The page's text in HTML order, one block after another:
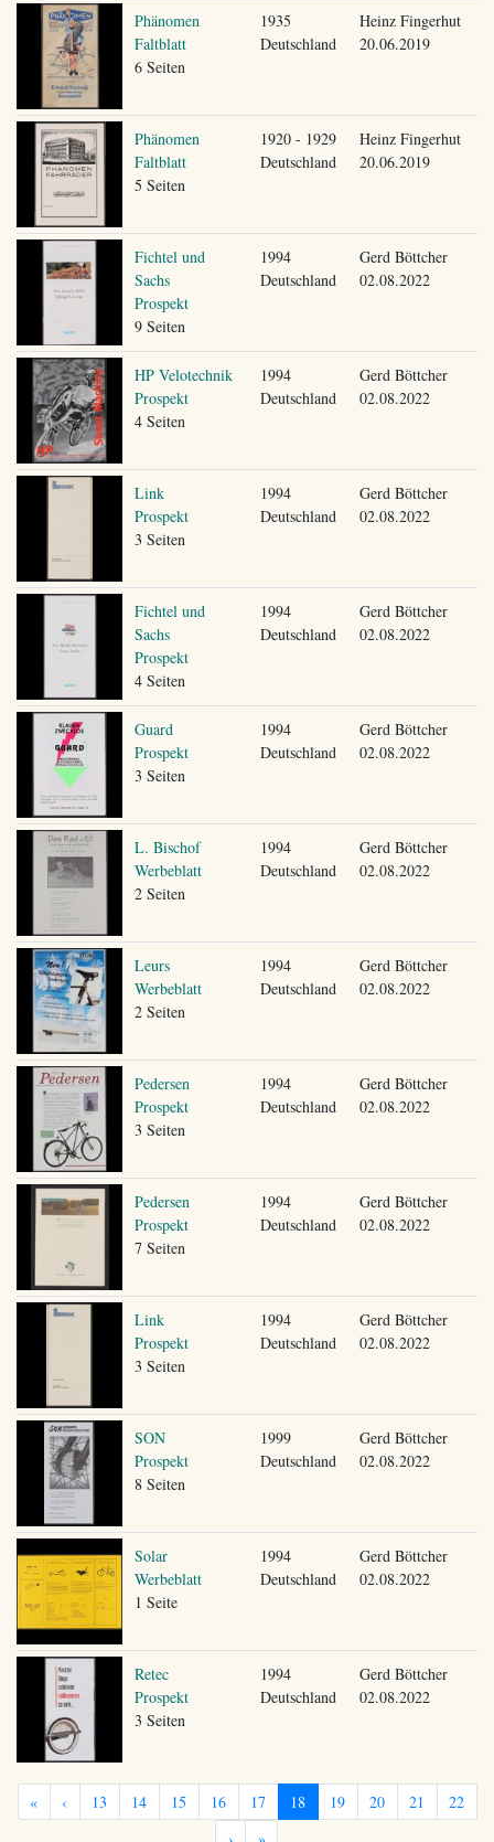
Phänomen
Faltblatt
6 Seiten
1935
Deutschland
Heinz Fingerhut
20.06.2019
Phänomen
Faltblatt
5 Seiten
1920 - 1929
Deutschland
Heinz Fingerhut
20.06.2019
Fichtel und
Sachs
Prospekt
9 Seiten
1994
Deutschland
Gerd Böttcher
02.08.2022
HP Velotechnik
Prospekt
4 Seiten
1994
Deutschland
Gerd Böttcher
02.08.2022
Link
Prospekt
3 Seiten
1994
Deutschland
Gerd Böttcher
02.08.2022
Fichtel und
Sachs
Prospekt
4 Seiten
1994
Deutschland
Gerd Böttcher
02.08.2022
Guard
Prospekt
3 Seiten
1994
Deutschland
Gerd Böttcher
02.08.2022
L. Bischof
Werbeblatt
2 Seiten
1994
Deutschland
Gerd Böttcher
02.08.2022
Leurs
Werbeblatt
2 Seiten
1994
Deutschland
Gerd Böttcher
02.08.2022
Pedersen
Prospekt
3 Seiten
1994
Deutschland
Gerd Böttcher
02.08.2022
Pedersen
Prospekt
7 Seiten
1994
Deutschland
Gerd Böttcher
02.08.2022
Link
Prospekt
3 Seiten
1994
Deutschland
Gerd Böttcher
02.08.2022
SON
Prospekt
8 Seiten
1999
Deutschland
Gerd Böttcher
02.08.2022
Solar
Werbeblatt
1 Seite
1994
Deutschland
Gerd Böttcher
02.08.2022
Retec
Prospekt
3 Seiten
1994
Deutschland
Gerd Böttcher
02.08.2022
« ‹ 13 14 15 16 17 18 19 20 21
22
›
»